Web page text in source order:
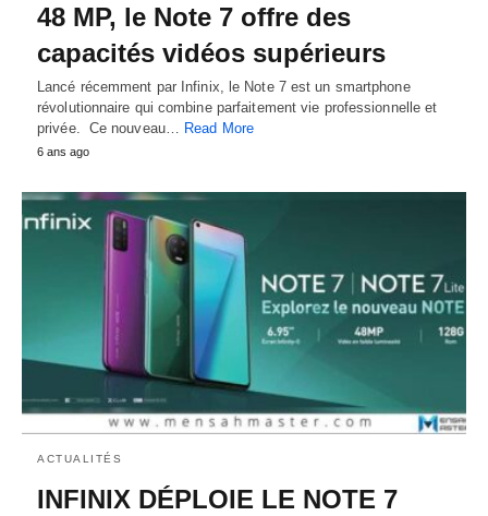
48 MP, le Note 7 offre des
capacités vidéos supérieurs
Lancé récemment par Infinix, le Note 7 est un smartphone
révolutionnaire qui combine parfaitement vie professionnelle et
privée. Ce nouveau… Read More
6 ans ago
ACTUALITÉS
INFINIX DÉPLOIE LE NOTE 7